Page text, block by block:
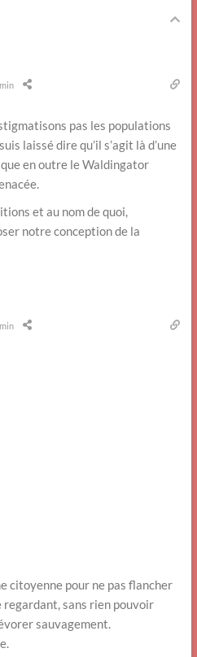
pas les populations
laissé dire qu’il s’agit là d’une
en outre le Waldingator
et au nom de quoi,
notre conception de la
citoyenne pour ne pas flancher
sans rien pouvoir
sauvagement.